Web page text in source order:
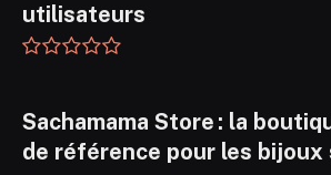
utilisateurs
Sachamama Store : la
de référence pour les bijoux